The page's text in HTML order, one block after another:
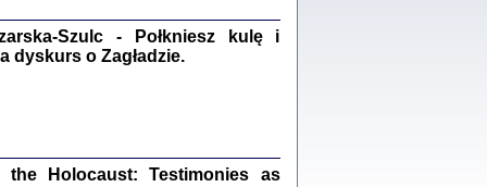
Szulc - Połkniesz kulę i
dyskurs o Zagładzie.
the Holocaust: Testimonies as